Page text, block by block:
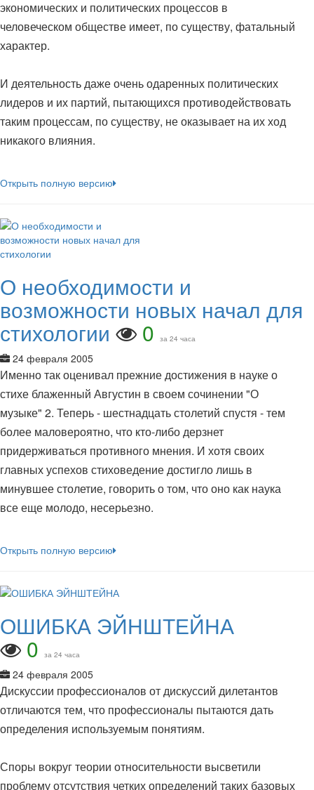
экономических и политических процессов в
человеческом обществе имеет, по существу, фатальный
характер.
И деятельность даже очень одаренных политических
лидеров и их партий, пытающихся противодействовать
таким процессам, по существу, не оказывает на их ход
никакого влияния.
Открыть полную версию
О необходимости и
возможности новых начал для
стихологии 0 за 24 часа
24 февраля 2005
Именно так оценивал прежние достижения в науке о
стихе блаженный Августин в своем сочинении "О
музыке" 2. Теперь - шестнадцать столетий спустя - тем
более маловероятно, что кто-либо дерзнет
придерживаться противного мнения. И хотя своих
главных успехов стиховедение достигло лишь в
минувшее столетие, говорить о том, что оно как наука
все еще молодо, несерьезно.
Открыть полную версию
ОШИБКА ЭЙНШТЕЙНА
0 за 24 часа
24 февраля 2005
Дискуссии профессионалов от дискуссий дилетантов
отличаются тем, что профессионалы пытаются дать
определения используемым понятиям.
Споры вокруг теории относительности высветили
проблему отсутствия четких определений таких базовых